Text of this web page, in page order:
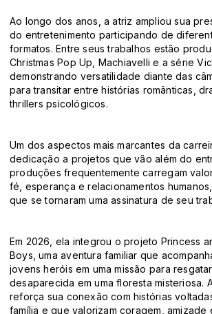
Ao longo dos anos, a atriz ampliou sua
do entretenimento participando de
formatos. Entre seus trabalhos estão
Christmas Pop Up, Machiavelli e a série
demonstrando versatilidade diante das
para transitar entre histórias românticas,
thrillers psicológicos.
Um dos aspectos mais marcantes da
dedicação a projetos que vão além do
produções frequentemente carregam
fé, esperança e relacionamentos
que se tornaram uma assinatura de seu
Em 2026, ela integrou o projeto Princess
Boys, uma aventura familiar que
jovens heróis em uma missão para
desaparecida em uma floresta misteriosa.
reforça sua conexão com histórias
família e que valorizam coragem, amizade